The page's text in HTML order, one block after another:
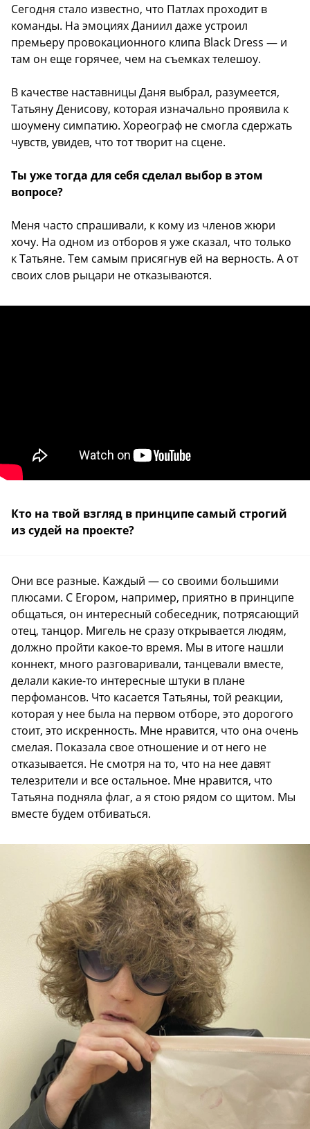
Сегодня стало известно, что Патлах проходит в
команды. На эмоциях Даниил даже устроил
премьеру провокационного клипа Black Dress — и
там он еще горячее, чем на съемках телешоу.
В качестве наставницы Даня выбрал, разумеется,
Татьяну Денисову, которая изначально проявила к
шоумену симпатию. Хореограф не смогла сдержать
чувств, увидев, что тот творит на сцене.
Ты уже тогда для себя сделал выбор в этом
вопросе?
Меня часто спрашивали, к кому из членов жюри
хочу. На одном из отборов я уже сказал, что только
к Татьяне. Тем самым присягнув ей на верность. А от
своих слов рыцари не отказываются.
Кто на твой взгляд в принципе самый строгий
из судей на проекте?
Они все разные. Каждый — со своими большими
плюсами. С Егором, например, приятно в принципе
общаться, он интересный собеседник, потрясающий
отец, танцор. Мигель не сразу открывается людям,
должно пройти какое-то время. Мы в итоге нашли
коннект, много разговаривали, танцевали вместе,
делали какие-то интересные штуки в плане
перфомансов. Что касается Татьяны, той реакции,
которая у нее была на первом отборе, это дорогого
стоит, это искренность. Мне нравится, что она очень
смелая. Показала свое отношение и от него не
отказывается. Не смотря на то, что на нее давят
телезрители и все остальное. Мне нравится, что
Татьяна подняла флаг, а я стою рядом со щитом. Мы
вместе будем отбиваться.